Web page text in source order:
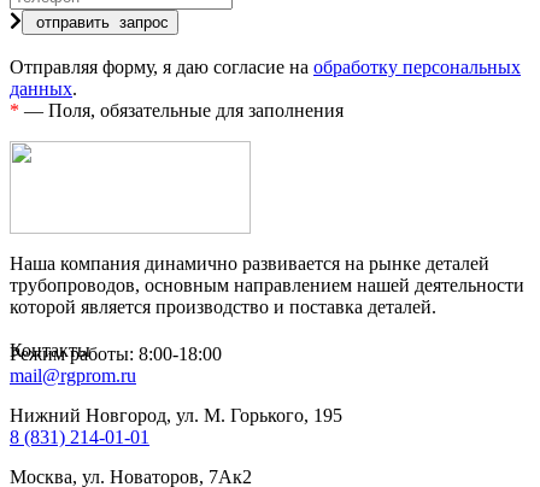
Отправляя форму, я даю согласие на обработку персональных
данных.
* — Поля, обязательные для заполнения
Наша компания динамично развивается на рынке деталей
трубопроводов, основным направлением нашей деятельности
которой является производство и поставка деталей.
Контакты
Режим работы: 8:00-18:00
mail@rgprom.ru
Нижний Новгород, ул. М. Горького, 195
8 (831) 214-01-01
Москва, ул. Новаторов, 7Ак2